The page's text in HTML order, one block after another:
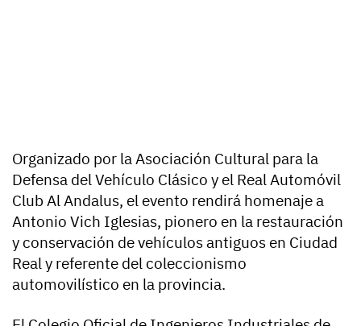
Organizado por la Asociación Cultural para la
Defensa del Vehículo Clásico y el Real Automóvil
Club Al Andalus, el evento rendirá homenaje a
Antonio Vich Iglesias, pionero en la restauración
y conservación de vehículos antiguos en Ciudad
Real y referente del coleccionismo
automovilístico en la provincia.